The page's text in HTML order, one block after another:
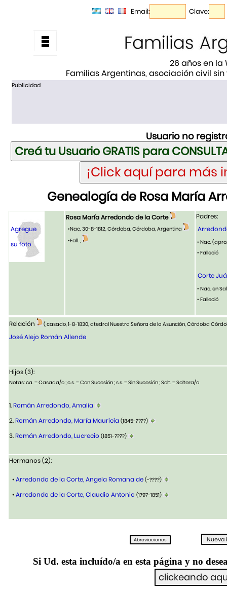
Email: Clave:
26 años en la
Familias Argentinas, asociación civil
Publicidad
Usuario no
Genealogía de Rosa María
Agregue
su foto
Rosa María Arredondo de la Corte
•Nac. 30-8-1812, Córdoba, Córdoba, Argentina
•Fall. ,
Padres:
• Nac.
• Falleció
Corte
• Nac. en
• Falleció
Relación ( casado, 1-8-1830, atedral Nuestra Señora de la Asunción, Córdoba
José Alejo Román Allende
Hijos (3):
Notas: ca. = Casada/o ; c.s. = Con Sucesión ; s.s. = Sin Sucesión ; Solt. = Soltera/o
1.Román Arredondo, Amalia
2.Román Arredondo, María Mauricia (1845-????)
3.Román Arredondo, Lucrecio (1851-????)
Hermanos (2):
•Arredondo de la Corte, Angela Romana de (-????)
•Arredondo de la Corte, Claudio Antonio (1797-1851)
Si Ud. esta incluído/a en esta página y no